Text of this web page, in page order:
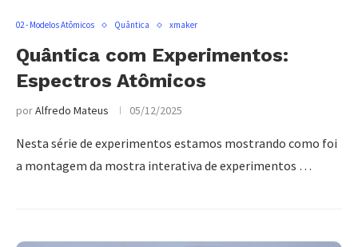
02 - Modelos Atômicos Quântica xmaker
Quântica com Experimentos:
Espectros Atômicos
porAlfredo Mateus 05/12/2025
Nesta série de experimentos estamos mostrando como foi
a montagem da mostra interativa de experimentos …